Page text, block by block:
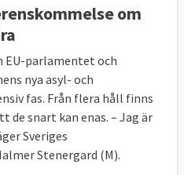
om
parlamentet och
nya asyl- och
fas. Från flera håll finns
snart kan enas. – Jag är
Sveriges
Stenergard (M).